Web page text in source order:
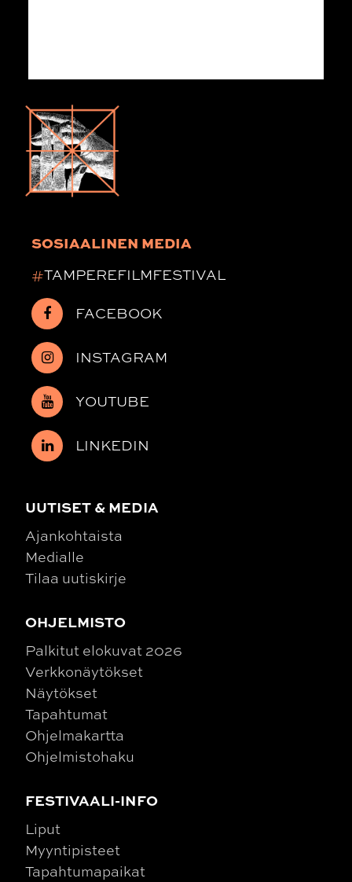
SOSIAALINEN MEDIA
#TAMPEREFILMFESTIVAL
FACEBOOK
INSTAGRAM
YOUTUBE
LINKEDIN
UUTISET & MEDIA
Ajankohtaista
Medialle
Tilaa uutiskirje
OHJELMISTO
Palkitut elokuvat 2026
Verkkonäytökset
Näytökset
Tapahtumat
Ohjelmakartta
Ohjelmistohaku
FESTIVAALI-INFO
Liput
Myyntipisteet
Tapahtumapaikat